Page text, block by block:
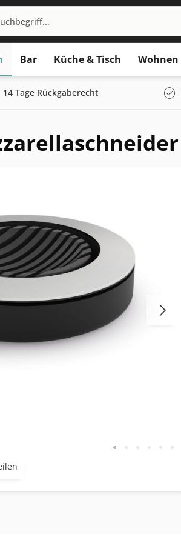
Bar Küche & Tisch Wohnen
14 Tage Rückgaberecht